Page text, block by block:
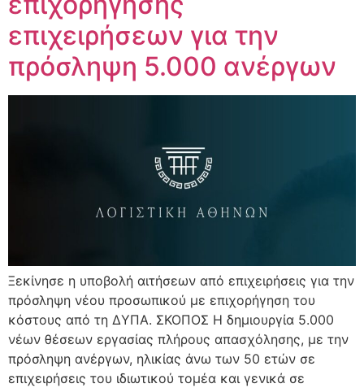
επιχειρήσεων για την
πρόσληψη 5.000 ανέργων
Ξεκίνησε η υποβολή αιτήσεων από επιχειρήσεις για την
πρόσληψη νέου προσωπικού με επιχορήγηση του
κόστους από τη ΔΥΠΑ. ΣΚΟΠΟΣ Η δημιουργία 5.000
νέων θέσεων εργασίας πλήρους απασχόλησης, με την
πρόσληψη ανέργων, ηλικίας άνω των 50 ετών σε
επιχειρήσεις του ιδιωτικού τομέα και γενικά σε